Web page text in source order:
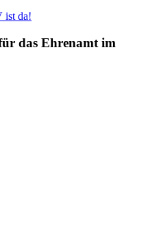
ist da!
das Ehrenamt im